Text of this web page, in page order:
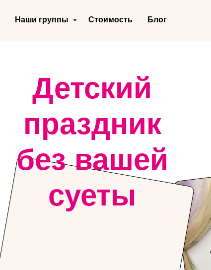
Наши группы Стоимость Блог
Детский
праздник
без вашей
суеты